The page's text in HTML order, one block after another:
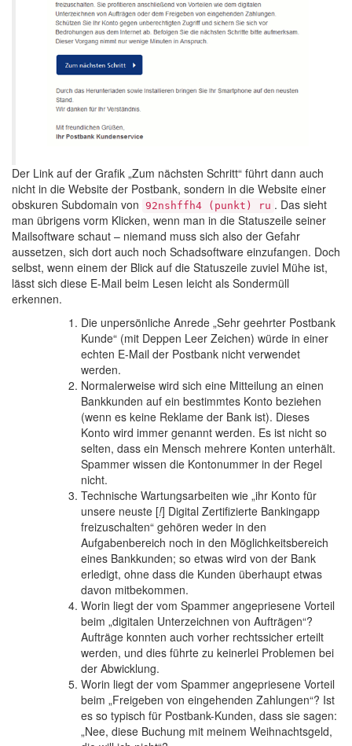
Der Link auf der Grafik „Zum nächsten Schritt“ führt dann auch
nicht in die Website der Postbank, sondern in die Website einer
obskuren Subdomain von 92nshffh4 (punkt) ru . Das sieht
man übrigens vorm Klicken, wenn man in die Statuszeile seiner
Mailsoftware schaut – niemand muss sich also der Gefahr
aussetzen, sich dort auch noch Schadsoftware einzufangen. Doch
selbst, wenn einem der Blick auf die Statuszeile zuviel Mühe ist,
lässt sich diese E-Mail beim Lesen leicht als Sondermüll
erkennen.
Die unpersönliche Anrede „Sehr geehrter Postbank
Kunde“ (mit Deppen Leer Zeichen) würde in einer
echten E-Mail der Postbank nicht verwendet
werden.
Normalerweise wird sich eine Mitteilung an einen
Bankkunden auf ein bestimmtes Konto beziehen
(wenn es keine Reklame der Bank ist). Dieses
Konto wird immer genannt werden. Es ist nicht so
selten, dass ein Mensch mehrere Konten unterhält.
Spammer wissen die Kontonummer in der Regel
nicht.
Technische Wartungsarbeiten wie „ihr Konto für
unsere neuste [!] Digital Zertifizierte Bankingapp
freizuschalten“ gehören weder in den
Aufgabenbereich noch in den Möglichkeitsbereich
eines Bankkunden; so etwas wird von der Bank
erledigt, ohne dass die Kunden überhaupt etwas
davon mitbekommen.
Worin liegt der vom Spammer angepriesene Vorteil
beim „digitalen Unterzeichnen von Aufträgen“?
Aufträge konnten auch vorher rechtssicher erteilt
werden, und dies führte zu keinerlei Problemen bei
der Abwicklung.
Worin liegt der vom Spammer angepriesene Vorteil
beim „Freigeben von eingehenden Zahlungen“? Ist
es so typisch für Postbank-Kunden, dass sie sagen:
„Nee, diese Buchung mit meinem Weihnachtsgeld,